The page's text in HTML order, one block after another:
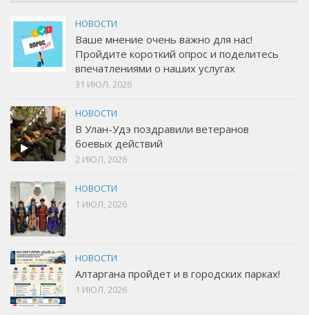
НОВОСТИ
Ваше мнение очень важно для нас!
Пройдите короткий опрос и поделитесь
впечатлениями о наших услугах
31 ИЮЛ, 2026
НОВОСТИ
В Улан-Удэ поздравили ветеранов
боевых действий
2 ИЮЛ, 2026
НОВОСТИ
1 ИЮЛ, 2026
НОВОСТИ
Алтаргана пройдет и в городских парках!
1 ИЮЛ, 2026